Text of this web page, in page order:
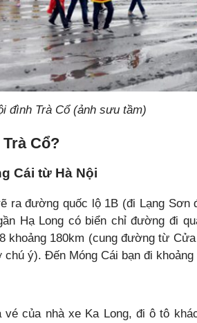
đình Trà Cổ (ảnh sưu tầm)
Cổ?
Cái từ Hà Nội
ra đường quốc lộ 1B (đi Lạng Sơn
Hạ Long có biển chỉ đường đi
khoảng 180km (cung đường từ
ý). Đến Móng Cái bạn đi
vé của nhà xe Ka Long, đi ô tô